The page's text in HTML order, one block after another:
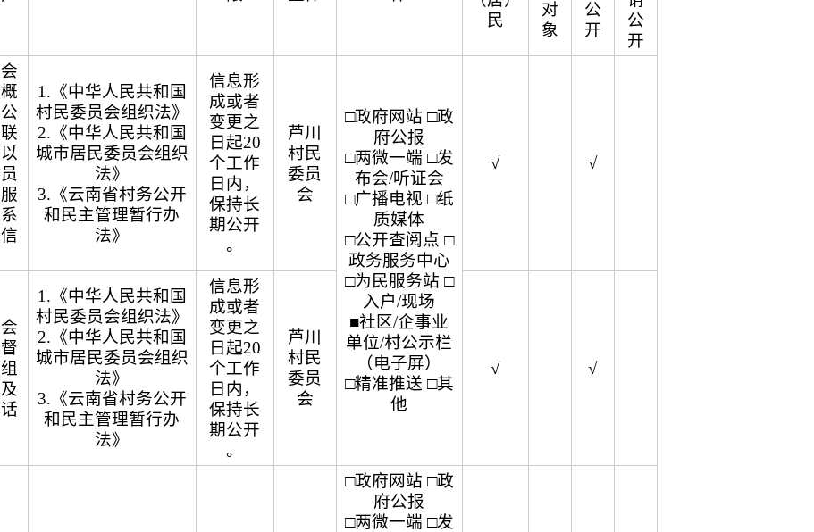
民
对
象
公
开
公
开
1.《中华人民共和国
村民委员会组织法》
2.《中华人民共和国
城市居民委员会组织
法》
3.《云南省村务公开
和民主管理暂行办
法》
信息形
成或者
变更之
日起20
个工作
日内，
保持长
期公开
。
芦川
村民
委员
会
□政府网站 □政
府公报
□两微一端 □发
布会/听证会
□广播电视 □纸
质媒体
□公开查阅点 □
政务服务中心
□为民服务站 □
入户/现场
■社区/企事业
单位/村公示栏
（电子屏）
□精准推送 □其
他
√ √
1.《中华人民共和国
村民委员会组织法》
2.《中华人民共和国
城市居民委员会组织
法》
3.《云南省村务公开
和民主管理暂行办
法》
信息形
成或者
变更之
日起20
个工作
日内，
保持长
期公开
。
芦川
村民
委员
会
√ √
□政府网站 □政
府公报
□两微一端 □发